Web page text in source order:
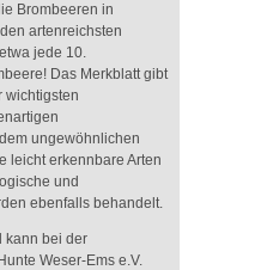
Brombeeren in
artenreichsten
jede 10.
Das Merkblatt gibt
wichtigsten
ungewöhnlichen
leicht erkennbare Arten
und
ebenfalls behandelt.
kann bei der
Weser-Ems e.V.